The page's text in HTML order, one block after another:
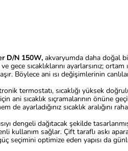
D/N 150W, akvaryumda daha doğal
gece sıcaklıklarını ayarlarsınız;
Böylece ani ısı değişimlerinin
termostatı, sıcaklığı yüksek
için ani sıcaklık sıçramalarının önüne
de ayarladığınız sıcaklık aralığını
dengeli dağıtacak şekilde
kullanım sağlar. Çift taraflı askı
seçimini optimize eden yapısı da